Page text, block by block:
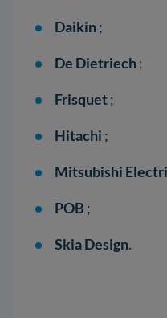
Daikin;
De Dietriech;
Frisquet;
Hitachi ;
Mitsubishi
POB ;
Skia Design.